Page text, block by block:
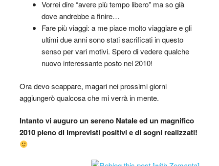
Vorrei dire “avere più tempo libero” ma so già
dove andrebbe a finire…
Fare più viaggi: a me piace molto viaggiare e gli
ultimi due anni sono stati sacrificati in questo
senso per vari motivi. Spero di vedere qualche
nuovo interessante posto nel 2010!
Ora devo scappare, magari nei prossimi giorni
aggiungerò qualcosa che mi verrà in mente.
Intanto vi auguro un sereno Natale ed un magnifico
2010 pieno di imprevisti positivi e di sogni realizzati!